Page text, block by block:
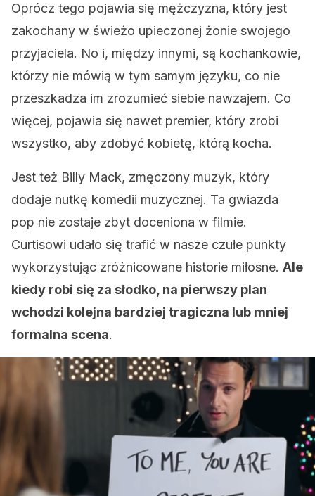
Oprócz tego pojawia się mężczyzna, który jest
zakochany w świeżo upieczonej żonie swojego
przyjaciela. No i, między innymi, są kochankowie,
którzy nie mówią w tym samym języku, co nie
przeszkadza im zrozumieć siebie nawzajem. Co
więcej, pojawia się nawet premier, który zrobi
wszystko, aby zdobyć kobietę, którą kocha.
Jest też Billy Mack, zmęczony muzyk, który
dodaje nutkę komedii muzycznej. Ta gwiazda
pop nie zostaje zbyt doceniona w filmie.
Curtisowi udało się trafić w nasze czułe punkty
wykorzystując zróżnicowane historie miłosne. Ale
kiedy robi się za słodko, na pierwszy plan
wchodzi kolejna bardziej tragiczna lub mniej
formalna scena.